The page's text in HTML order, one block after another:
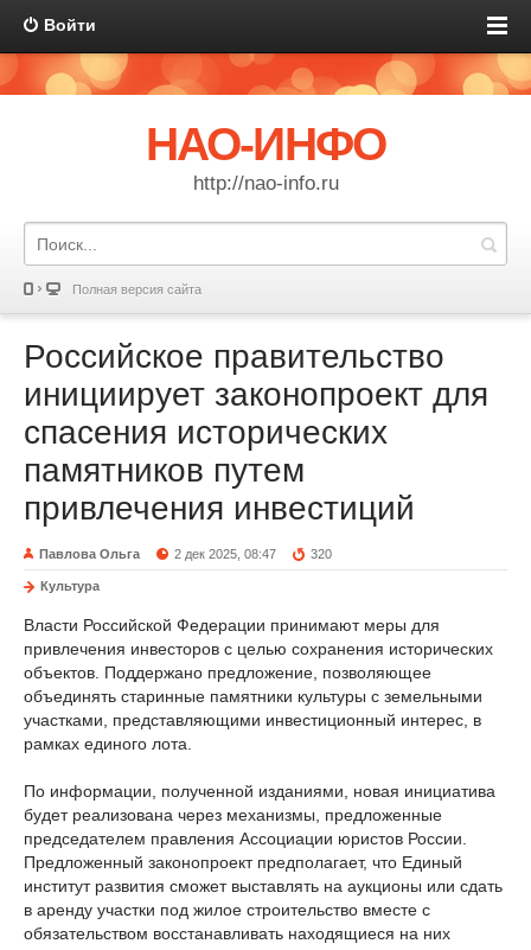
Войти
НАО-ИНФО
http://nao-info.ru
Полная версия сайта
Российское правительство
инициирует законопроект для
спасения исторических
памятников путем
привлечения инвестиций
Павлова Ольга 2 дек 2025, 08:47 320
Культура
Власти Российской Федерации принимают меры для
привлечения инвесторов с целью сохранения исторических
объектов. Поддержано предложение, позволяющее
объединять старинные памятники культуры с земельными
участками, представляющими инвестиционный интерес, в
рамках единого лота.
По информации, полученной изданиями, новая инициатива
будет реализована через механизмы, предложенные
председателем правления Ассоциации юристов России.
Предложенный законопроект предполагает, что Единый
институт развития сможет выставлять на аукционы или сдать
в аренду участки под жилое строительство вместе с
обязательством восстанавливать находящиеся на них